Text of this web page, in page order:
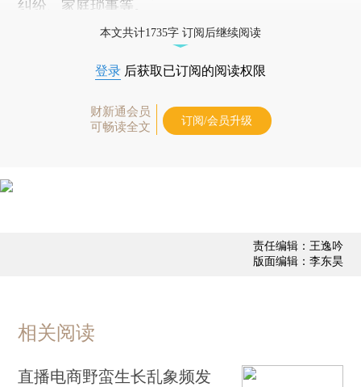
纠纷、家庭琐事等。
本文共计1735字 订阅后继续阅读
登录 后获取已订阅的阅读权限
财新通会员
可畅读全文
订阅/会员升级
责任编辑：王逸吟
版面编辑：李东昊
相关阅读
直播电商野蛮生长乱象频发